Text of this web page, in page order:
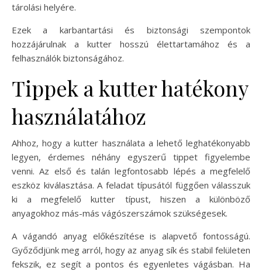
tárolási helyére.
Ezek a karbantartási és biztonsági szempontok
hozzájárulnak a kutter hosszú élettartamához és a
felhasználók biztonságához.
Tippek a kutter hatékony
használatához
Ahhoz, hogy a kutter használata a lehető leghatékonyabb
legyen, érdemes néhány egyszerű tippet figyelembe
venni. Az első és talán legfontosabb lépés a megfelelő
eszköz kiválasztása. A feladat típusától függően válasszuk
ki a megfelelő kutter típust, hiszen a különböző
anyagokhoz más-más vágószerszámok szükségesek.
A vágandó anyag előkészítése is alapvető fontosságú.
Győződjünk meg arról, hogy az anyag sík és stabil felületen
fekszik, ez segít a pontos és egyenletes vágásban. Ha